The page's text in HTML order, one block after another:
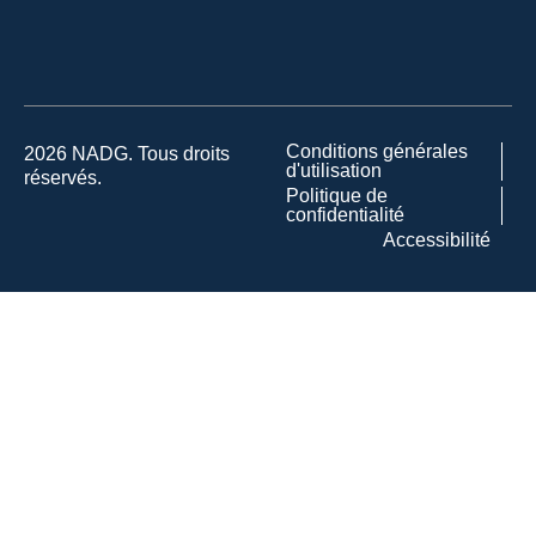
2026 NADG. Tous droits
réservés.
Conditions générales
d'utilisation
Politique de
confidentialité
Accessibilité